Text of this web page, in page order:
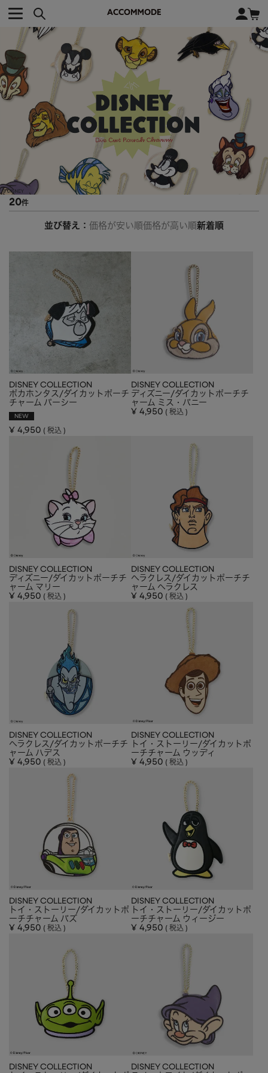
CATEGORY カテゴリー
BAG
ALLすべて
TOTE トートバッグ
SHOULDER ショルダーバッグ
BASKETカゴバッグ
BACKPACK バックパック
ECO BAG エコバッグ
OTHERその他
アパレル
帽子
SHOES/SOCKSシューズ・ソックス
レイングッズ
GOODS雑貨
ALL すべて
POUCH
パスケース
テーブルウェア
ホーム
キーホルダー・チャーム
OTHER その他
モバイル
I PHONE CASEiPhoneケース
PC/TABLETPC・タブレット
ストラップ
ACCESSORY アクセサリー
イヤリング
HAIR ACCESSORY
その他
セール
ALLすべて
BAG バッグ
モバイル
ACCESSORYアクセサリー
BRAND ブランド
ACCOMMODE アコモデ
DISNEY ディズニー
COLLABORATION コラボレーション
close
検索条件を変更した際は、必ず下の「商品検索」ボタンを押して
ください。
商品検索
KEYWORD
オススメキーワード
ポカホンタス ミーコ パーシー ジョンスミス
キティ
DISNEY トート
BRAND
PRICE
並び替え 価格が安い順価格が高い順新着順
20
DISNEY COLLECTION
ポカホンタス/ダイカットポーチ
チャーム パーシー
NEW
¥ 4,950 税込
DISNEY COLLECTION
ディズニー/ダイカットポーチチ
ャーム ミス・バニー
¥ 4,950 税込
DISNEY COLLECTION
ディズニー/ダイカットポーチチ
ャーム マリー
¥ 4,950 税込
DISNEY COLLECTION
ヘラクレス/ダイカットポーチチ
ャーム ヘラクレス
¥ 4,950 税込
DISNEY COLLECTION
ヘラクレス/ダイカットポーチチ
ャーム ハデス
¥ 4,950 税込
DISNEY COLLECTION
トイ・ストーリー/ダイカットポ
ーチチャーム ウッディ
¥ 4,950 税込
DISNEY COLLECTION
トイ・ストーリー/ダイカットポ
ーチチャーム バズ
¥ 4,950 税込
DISNEY COLLECTION
トイ・ストーリー/ダイカットポ
ーチチャーム ウィージー
¥ 4,950 税込
DISNEY COLLECTION
DISNEY COLLECTION